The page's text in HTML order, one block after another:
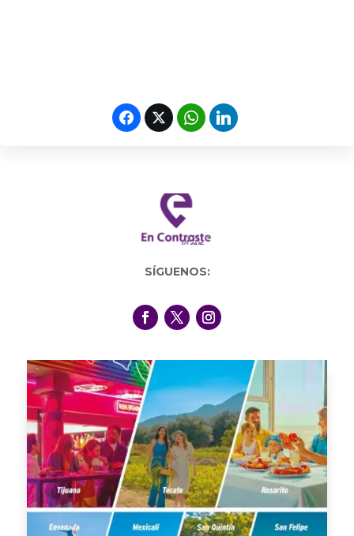
SÍGUENOS: